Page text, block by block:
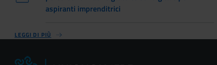
aspiranti imprenditrici
LEGGI DI PIÙ